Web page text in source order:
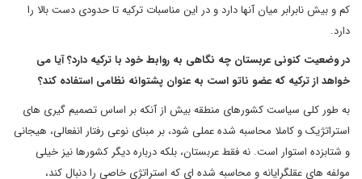
کم و بیش نابرابر میان آنها دارد و در این مناسبات ترکیه تا حدودی دست بالا را
دارد.
در وضعیت کنونی عربستان چه نگاهی به روابط خود با ترکیه دارد؟ آیا می
خواهد از ترکیه که عضو ناتو است به عنوان پشتوانه نظامی استفاده کند؟
به طور کلی سیاست کشورهای منطقه بیش از آنکه بر اساس تصمیم گیری های
استراتژیک و کاملا محاسبه شده عملی شود، بر مبنای نوعی رفتار انفعالی، هیجانی
و شتابزده استوار است. نه فقط عربستان، بلکه درباره دیگر کشورها نیز خیلی
مولفه های عقلگرایانه و محاسبه شده ای که استراتژی خاصی را دنبال کند،